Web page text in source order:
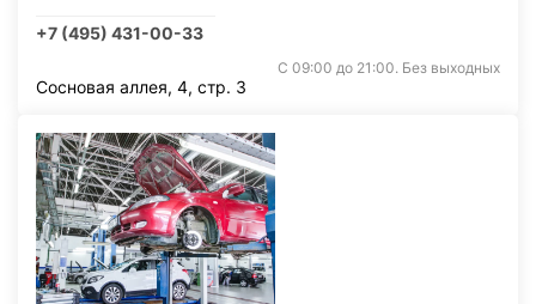
+7 (495) 431-00-33
С 09:00 до 21:00. Без выходных
Сосновая аллея, 4, стр. 3